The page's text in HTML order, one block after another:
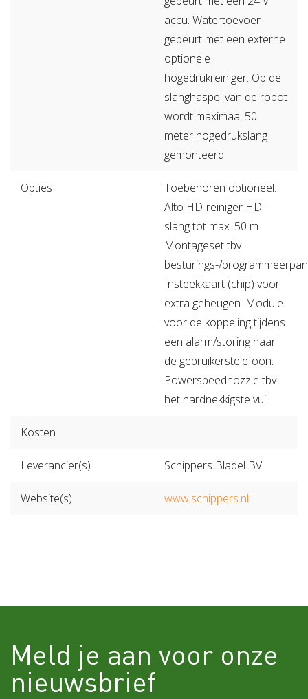
accu. Watertoevoer
gebeurt met een externe
optionele
hogedrukreiniger. Op de
slanghaspel van de robot
wordt maximaal 50
meter hogedrukslang
gemonteerd.
Opties
Toebehoren optioneel:
Alto HD-reiniger HD-
slang tot max. 50 m
Montageset tbv
besturings-/
Insteekkaart (chip) voor
extra geheugen. Module
voor de koppeling tijdens
een alarm/storing naar
de gebruikerstelefoon.
Powerspeednozzle tbv
het hardnekkigste vuil.
Kosten
Leverancier(s) Schippers Bladel BV
Website(s) www.schippers.nl
Meld je aan voor onze
nieuwsbrief